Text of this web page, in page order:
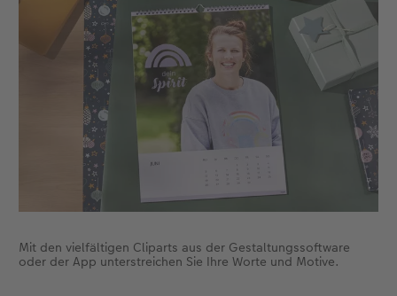
Mit den vielfältigen Cliparts aus der Gestaltungssoftware
oder der App unterstreichen Sie Ihre Worte und Motive.